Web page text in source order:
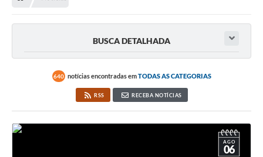
BUSCA DETALHADA
640 notícias encontradas emTODAS AS CATEGORIAS
RSS RECEBA NOTÍCIAS
AGO
06